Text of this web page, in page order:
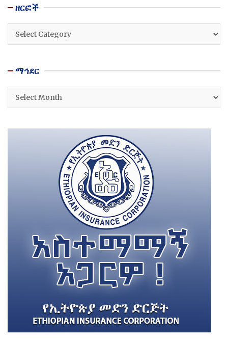
ዘርፎች
ዘርፎች
ማኅደር
ማኅደር